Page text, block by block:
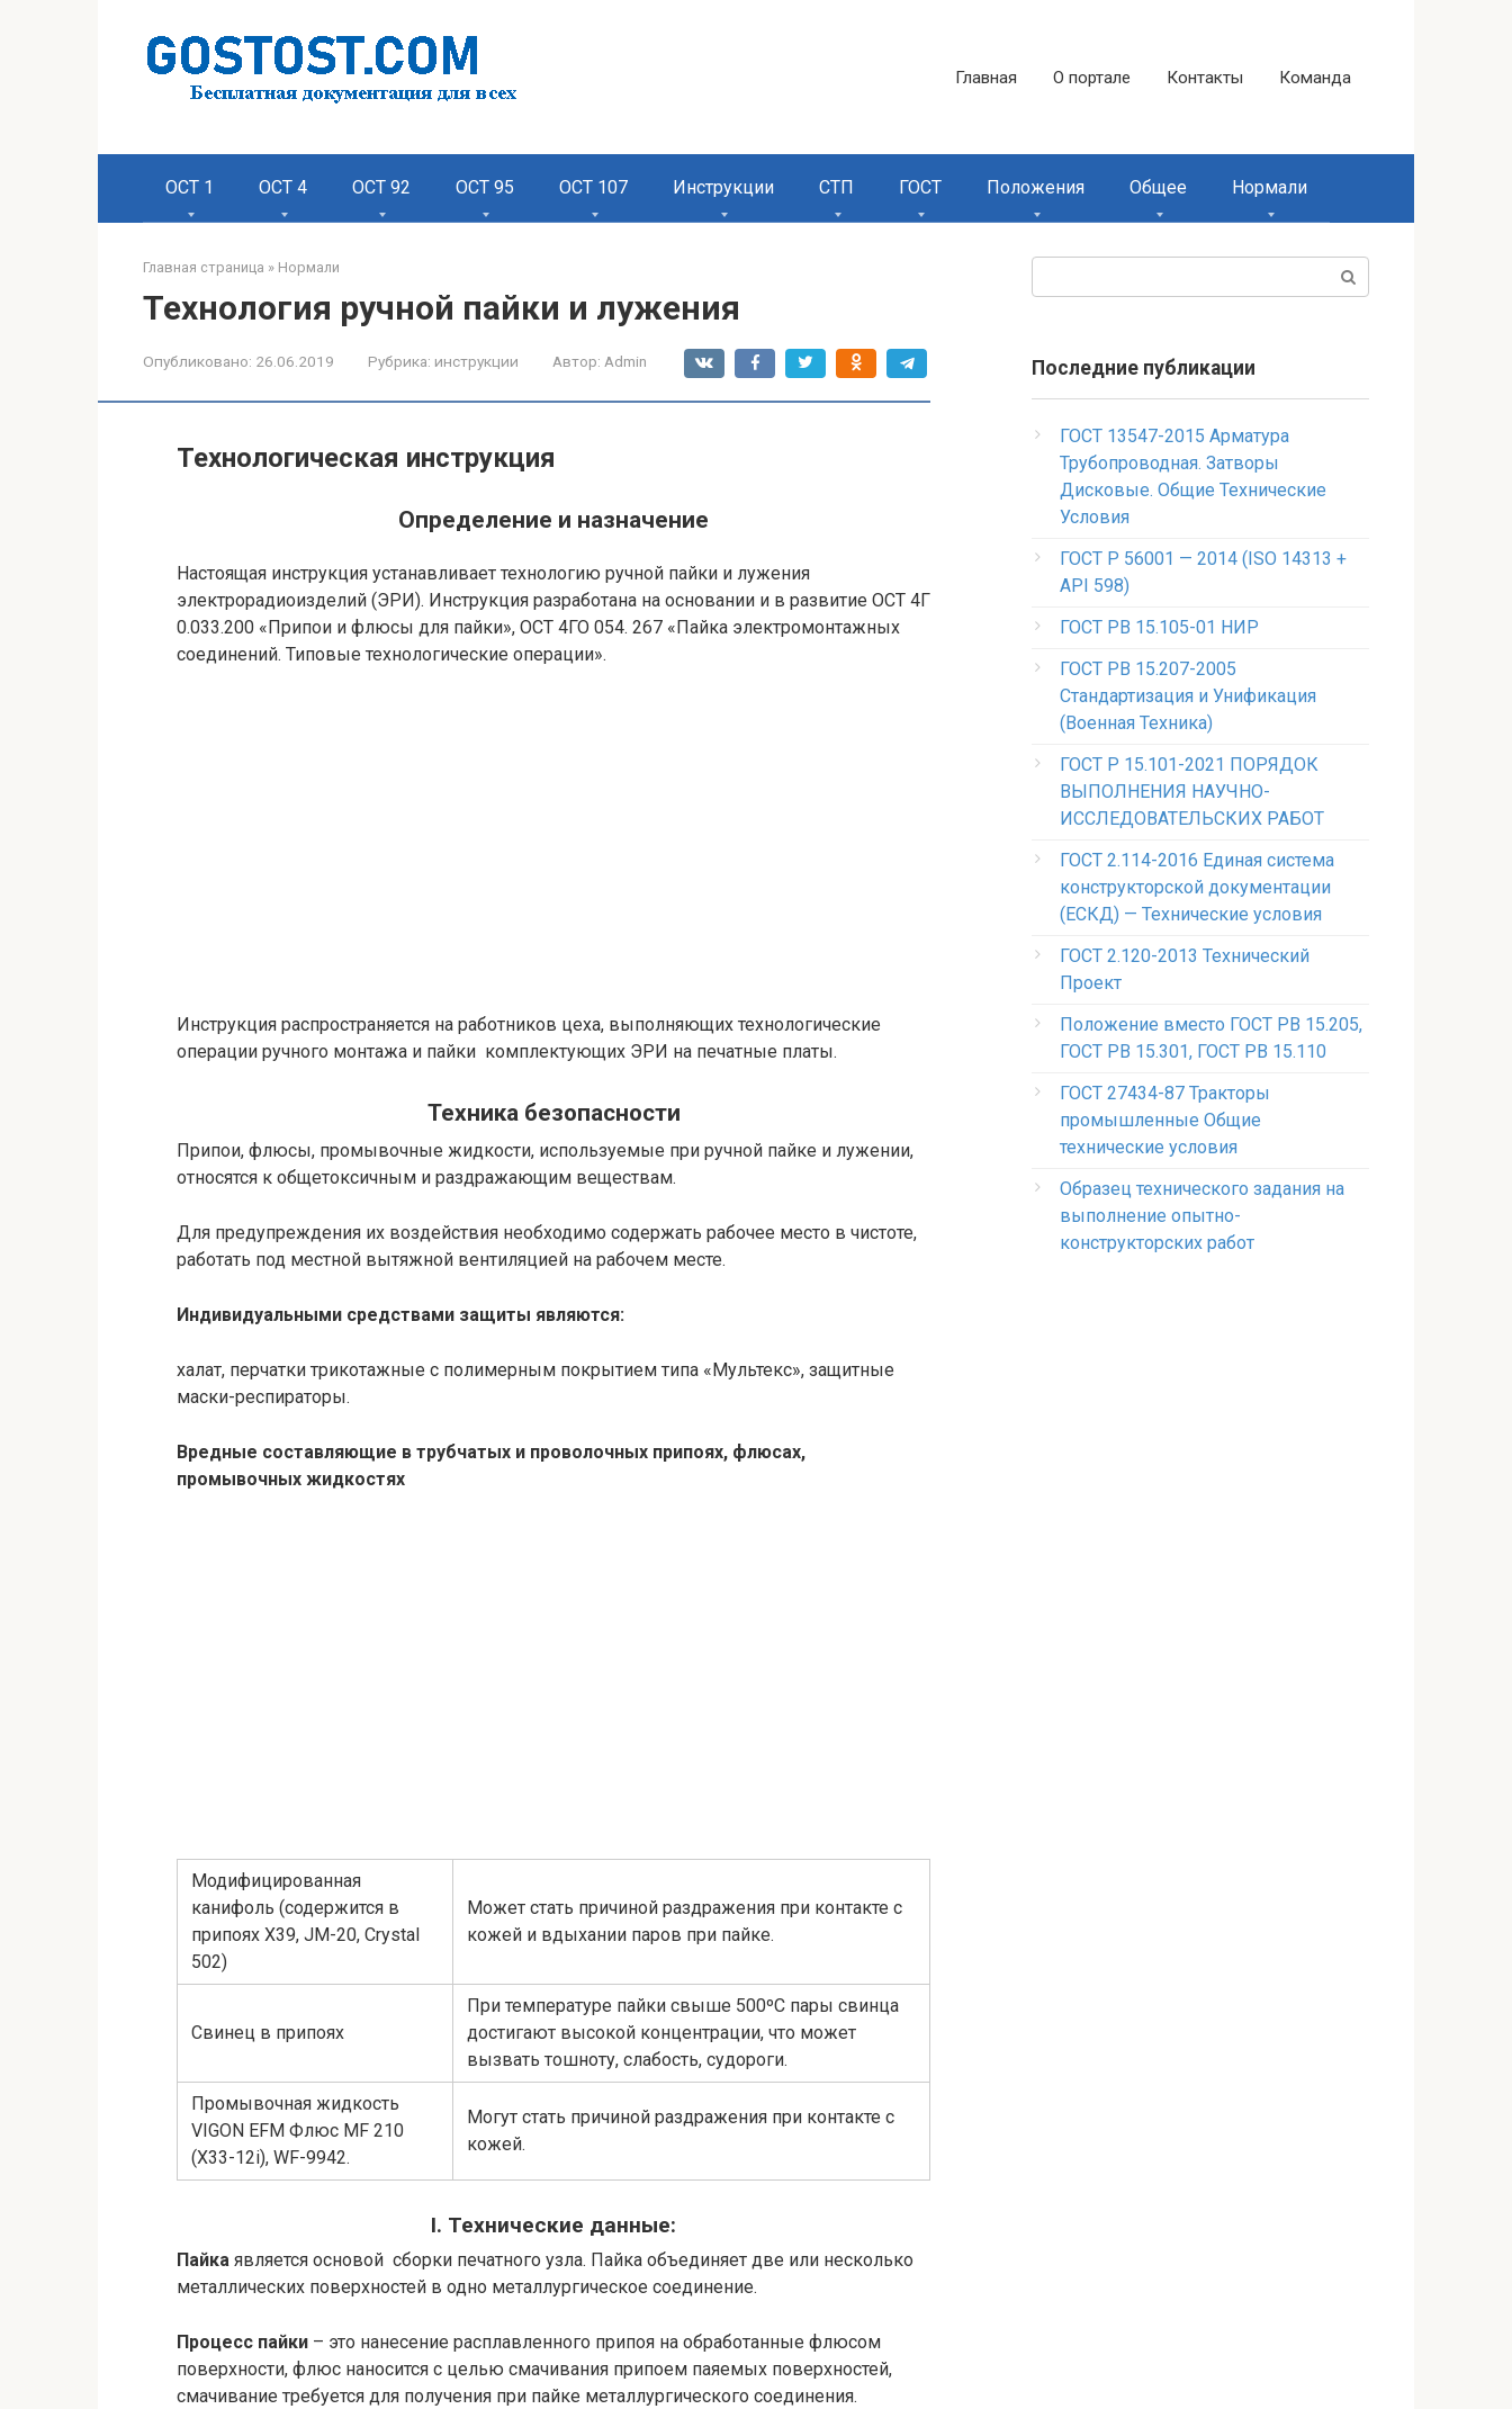
Главная О портале Контакты Команда
ОСТ 1 ОСТ 4 ОСТ 92 ОСТ 95 ОСТ 107 Инструкции СТП ГОСТ Положения Общее Нормали
Главная страница » Нормали
Технология ручной пайки и лужения
Опубликовано: 26.06.2019 Рубрика: инструкции Автор: Admin
Технологическая инструкция
Определение и назначение
Настоящая инструкция устанавливает технологию ручной пайки и лужения
электрорадиоизделий (ЭРИ). Инструкция разработана на основании и в развитие ОСТ 4Г
0.033.200 «Припои и флюсы для пайки», ОСТ 4ГО 054. 267 «Пайка электромонтажных
соединений. Типовые технологические операции».
Инструкция распространяется на работников цеха, выполняющих технологические
операции ручного монтажа и пайки комплектующих ЭРИ на печатные платы.
Техника безопасности
Припои, флюсы, промывочные жидкости, используемые при ручной пайке и лужении,
относятся к общетоксичным и раздражающим веществам.
Для предупреждения их воздействия необходимо содержать рабочее место в чистоте,
работать под местной вытяжной вентиляцией на рабочем месте.
Индивидуальными средствами защиты являются:
халат, перчатки трикотажные с полимерным покрытием типа «Мультекс», защитные
маски-респираторы.
Вредные составляющие в трубчатых и проволочных припоях, флюсах,
промывочных жидкостях
Модифицированная
канифоль (содержится в
припоях Х39, JM-20, Crystal
502)
Может стать причиной раздражения при контакте с
кожей и вдыхании паров при пайке.
Свинец в припоях
При температуре пайки свыше 500ºС пары свинца
достигают высокой концентрации, что может
вызвать тошноту, слабость, судороги.
Промывочная жидкость
VIGON EFM Флюс MF 210
(Х33-12i), WF-9942.
Могут стать причиной раздражения при контакте с
кожей.
I. Технические данные:
Пайка является основой сборки печатного узла. Пайка объединяет две или несколько
металлических поверхностей в одно металлургическое соединение.
Процесс пайки – это нанесение расплавленного припоя на обработанные флюсом
поверхности, флюс наносится с целью смачивания припоем паяемых поверхностей,
смачивание требуется для получения при пайке металлургического соединения.
Последние публикации
ГОСТ 13547-2015 Арматура
Трубопроводная. Затворы
Дисковые. Общие Технические
Условия
ГОСТ Р 56001 — 2014 (ISO 14313 +
API 598)
ГОСТ РВ 15.105-01 НИР
ГОСТ РВ 15.207-2005
Стандартизация и Унификация
(Военная Техника)
ГОСТ Р 15.101-2021 ПОРЯДОК
ВЫПОЛНЕНИЯ НАУЧНО-
ИССЛЕДОВАТЕЛЬСКИХ РАБОТ
ГОСТ 2.114-2016 Единая система
конструкторской документации
(ЕСКД) — Технические условия
ГОСТ 2.120-2013 Технический
Проект
Положение вместо ГОСТ РВ 15.205,
ГОСТ РВ 15.301, ГОСТ РВ 15.110
ГОСТ 27434-87 Тракторы
промышленные Общие
технические условия
Образец технического задания на
выполнение опытно-
конструкторских работ